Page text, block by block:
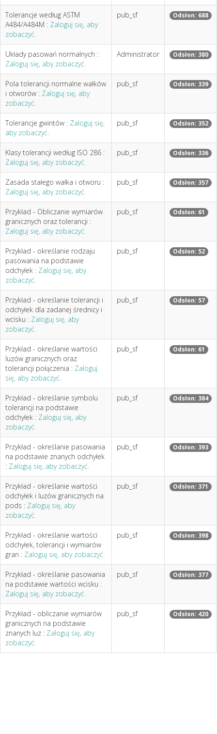
Tolerancje według ASTM
A484/A484M : Zaloguj się, aby
zobaczyć.
pub_sf Odsłon: 688
Układy pasowań normalnych :
Zaloguj się, aby zobaczyć.
Administrator Odsłon: 380
Pola tolerancji normalne wałków
i otworów : Zaloguj się, aby
zobaczyć.
pub_sf Odsłon: 339
Tolerancje gwintów : Zaloguj się,
aby zobaczyć.
pub_sf Odsłon: 352
Klasy tolerancji według ISO 286 :
Zaloguj się, aby zobaczyć.
pub_sf Odsłon: 336
Zasada stałego wałka i otworu :
Zaloguj się, aby zobaczyć.
pub_sf Odsłon: 357
Przykład - Obliczanie wymiarów
granicznych oraz tolerancji :
Zaloguj się, aby zobaczyć.
pub_sf Odsłon: 61
Przykład - określanie rodzaju
pasowania na podstawie
odchyłek : Zaloguj się, aby
zobaczyć.
pub_sf Odsłon: 52
Przykład - określanie tolerancji i
odchyłek dla zadanej średnicy i
wcisku : Zaloguj się, aby
zobaczyć.
pub_sf Odsłon: 57
Przykład - określanie wartości
luzów granicznych oraz
tolerancji połączenia : Zaloguj
się, aby zobaczyć.
pub_sf Odsłon: 61
Przykład - określanie symbolu
tolerancji na podstawie
odchyłek : Zaloguj się, aby
zobaczyć.
pub_sf Odsłon: 384
Przykład - określanie pasowania
na podstawie znanych odchyłek
: Zaloguj się, aby zobaczyć.
pub_sf Odsłon: 393
Przykład - określanie wartości
odchyłek i luzów granicznych na
pods : Zaloguj się, aby
zobaczyć.
pub_sf Odsłon: 371
Przykład - określanie wartości
odchyłek, tolerancji i wymiarów
gran : Zaloguj się, aby zobaczyć.
pub_sf Odsłon: 398
Przykład - określanie pasowania
na podstawie wartości wcisku :
Zaloguj się, aby zobaczyć.
pub_sf Odsłon: 377
Przykład - obliczanie wymiarów
granicznych na podstawie
znanych luz : Zaloguj się, aby
zobaczyć.
pub_sf Odsłon: 420